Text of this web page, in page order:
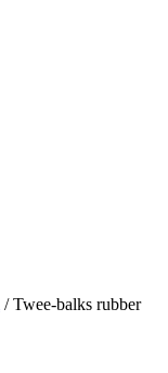
/ Twee-balks rubber